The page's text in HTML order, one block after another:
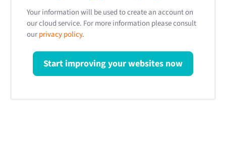
Your information will be used to create an account on
our cloud service. For more information please consult
ourprivacy policy.
Start improving your websites now